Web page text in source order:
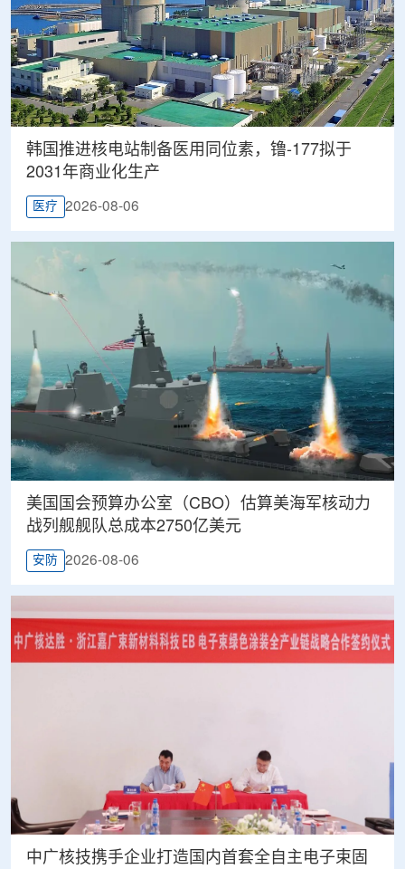
韩国推进核电站制备医用同位素，镥-177拟于
2031年商业化生产
医疗 2026-08-06
美国国会预算办公室（CBO）估算美海军核动力
战列舰舰队总成本2750亿美元
安防 2026-08-06
中广核技携手企业打造国内首套全自主电子束固